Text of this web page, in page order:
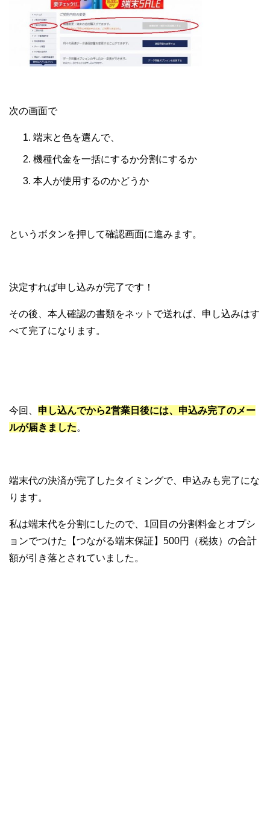
次の画面で
端末と色を選んで、
機種代金を一括にするか分割にするか
本人が使用するのかどうか
というボタンを押して確認画面に進みます。
決定すれば申し込みが完了です！
その後、本人確認の書類をネットで送れば、申し込みはす
べて完了になります。
今回、 申し込んでから2営業日後には、申込み完了のメー
ルが届きました。
端末代の決済が完了したタイミングで、申込みも完了にな
ります。
私は端末代を分割にしたので、1回目の分割料金とオプシ
ョンでつけた【つながる端末保証】500円（税抜）の合計
額が引き落とされていました。